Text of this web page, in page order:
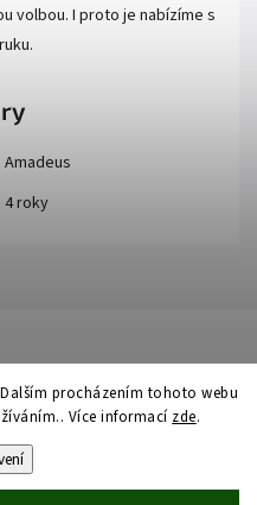
procházením tohoto webu
Více informací zde.
volbou. I proto je nabízíme s
Amadeus
4 roky